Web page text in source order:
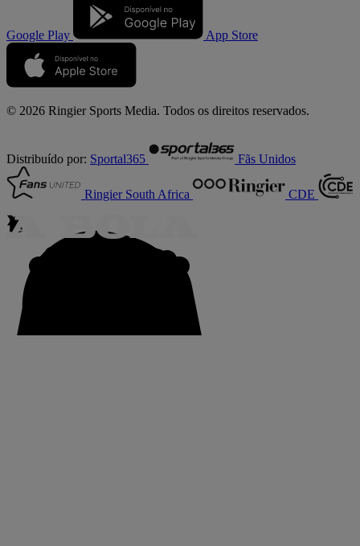
Google Play App Store
© 2026 Ringier Sports Media. Todos os direitos reservados.
Distribuído por: Sportal365 Fãs Unidos
Ringier South Africa CDE